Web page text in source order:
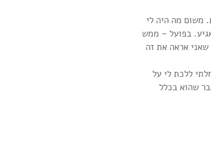
משום מה היה לי
בפועל – ממש
שאני אראה את זה
ללכת לי על
שהוא בכלל